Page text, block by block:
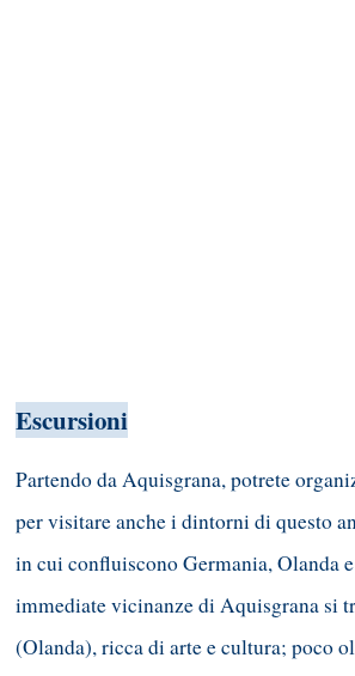
Escursioni
Partendo da Aquisgrana, potrete
per visitare anche i dintorni di questo
in cui confluiscono Germania, Olanda
immediate vicinanze di Aquisgrana si
(Olanda), ricca di arte e cultura; poco